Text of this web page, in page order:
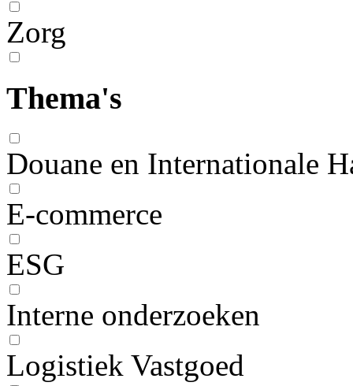
Zorg
Thema's
Douane en Internationale
E-commerce
ESG
Interne onderzoeken
Logistiek Vastgoed